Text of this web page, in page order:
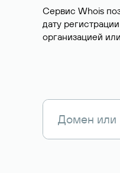
Сервис Whois
дату
организацией